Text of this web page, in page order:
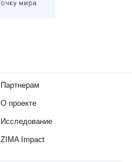
Партнерам
О проекте
Исследование
ZIMA Impact